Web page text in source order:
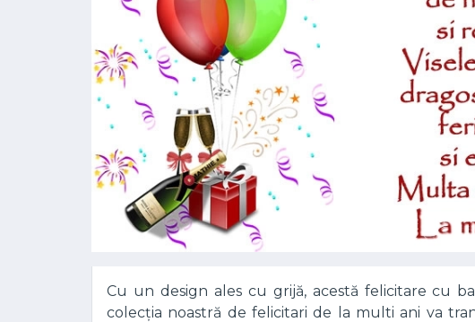
Cu un design ales cu grijă, acestă felicitare cu
colecția noastră de felicitari de la multi ani va